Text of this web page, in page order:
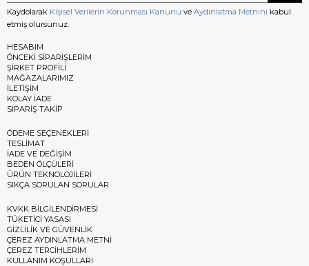
Kaydolarak Kişisel Verilerin Korunması Kanunu ve Aydınlatma Metnini kabul
etmiş olursunuz.
HESABIM
ÖNCEKİ SİPARİŞLERİM
ŞİRKET PROFİLİ
MAĞAZALARIMIZ
İLETİŞİM
KOLAY İADE
SİPARİŞ TAKİP
ÖDEME SEÇENEKLERİ
TESLİMAT
İADE VE DEĞİŞİM
BEDEN ÖLÇÜLERİ
ÜRÜN TEKNOLOJİLERİ
SIKÇA SORULAN SORULAR
KVKK BİLGİLENDİRMESİ
TÜKETİCİ YASASI
GİZLİLİK VE GÜVENLİK
ÇEREZ AYDINLATMA METNİ
ÇEREZ TERCİHLERİM
KULLANIM KOŞULLARI